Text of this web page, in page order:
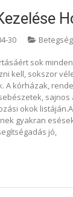
30
sok
kell, sokszor
A kórházak,
okok
gyakran
jó,